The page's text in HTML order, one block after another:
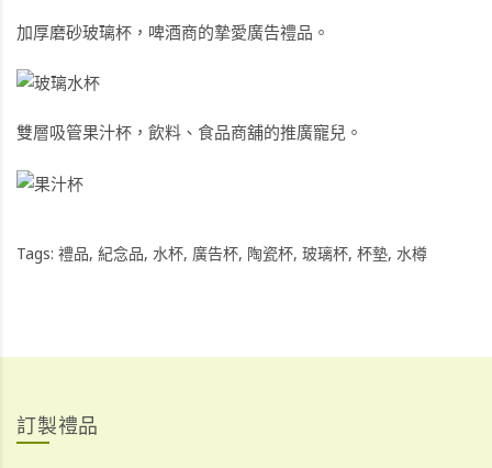
加厚磨砂玻璃杯 ，啤酒商的摯愛廣告禮品。
雙層吸管果汁杯 ，飲料、食品商舖的推廣寵兒。
Tags: 禮品, 紀念品, 水杯, 廣告杯, 陶瓷杯, 玻璃杯, 杯墊, 水樽
訂製禮品